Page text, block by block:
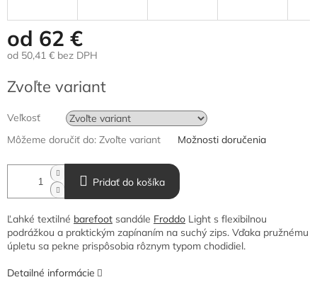
od 62 €
od 50,41 € bez DPH
cena:
Zvoľte variant
Veľkosť
Môžeme doručiť do: Zvoľte variant Možnosti doručenia
Pridať do košíka
Ľahké textilné barefoot sandále Froddo Light s flexibilnou
podrážkou a praktickým zapínaním na suchý zips. Vďaka pružnému
úpletu sa pekne prispôsobia rôznym typom chodidiel.
Detailné informácie